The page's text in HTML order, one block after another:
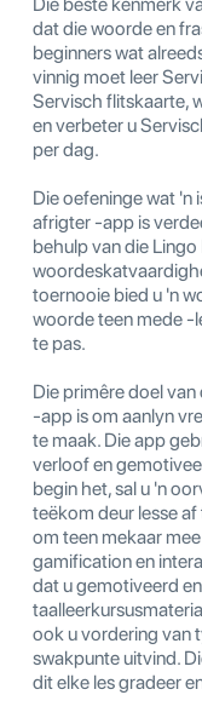
dat die woorde en
beginners wat
vinnig moet leer
Servisch flitskaarte,
en verbeter u
per dag.
Die oefeninge wat 'n
afrigter -app is
behulp van die
toernooie bied u 'n
woorde teen mede -
te pas.
Die primêre doel
-app is om aanlyn
te maak. Die app
verloof en
begin het, sal u 'n
teëkom deur lesse
om teen mekaar
gamification en
dat u gemotiveerd
ook u vordering van
swakpunte uitvind.
dit elke les gradeer